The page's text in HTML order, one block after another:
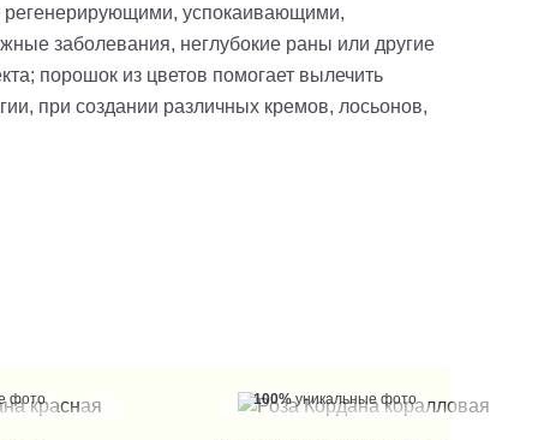
регенерирующими, успокаивающими,
заболевания, неглубокие раны или другие
порошок из цветов помогает вылечить
при создании различных кремов, лосьонов,
фото 100%уникальные фото